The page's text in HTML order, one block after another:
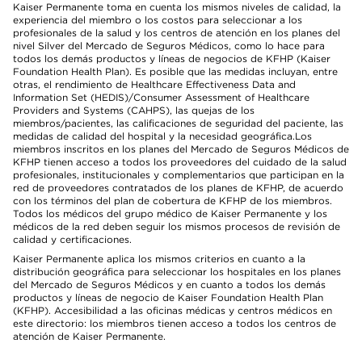
Kaiser Permanente toma en cuenta los mismos niveles de calidad, la
experiencia del miembro o los costos para seleccionar a los
profesionales de la salud y los centros de atención en los planes del
nivel Silver del Mercado de Seguros Médicos, como lo hace para
todos los demás productos y líneas de negocios de KFHP (Kaiser
Foundation Health Plan). Es posible que las medidas incluyan, entre
otras, el rendimiento de Healthcare Effectiveness Data and
Information Set (HEDIS)/Consumer Assessment of Healthcare
Providers and Systems (CAHPS), las quejas de los
miembros/pacientes, las calificaciones de seguridad del paciente, las
medidas de calidad del hospital y la necesidad geográfica.Los
miembros inscritos en los planes del Mercado de Seguros Médicos de
KFHP tienen acceso a todos los proveedores del cuidado de la salud
profesionales, institucionales y complementarios que participan en la
red de proveedores contratados de los planes de KFHP, de acuerdo
con los términos del plan de cobertura de KFHP de los miembros.
Todos los médicos del grupo médico de Kaiser Permanente y los
médicos de la red deben seguir los mismos procesos de revisión de
calidad y certificaciones.
Kaiser Permanente aplica los mismos criterios en cuanto a la
distribución geográfica para seleccionar los hospitales en los planes
del Mercado de Seguros Médicos y en cuanto a todos los demás
productos y líneas de negocio de Kaiser Foundation Health Plan
(KFHP). Accesibilidad a las oficinas médicas y centros médicos en
este directorio: los miembros tienen acceso a todos los centros de
atención de Kaiser Permanente.